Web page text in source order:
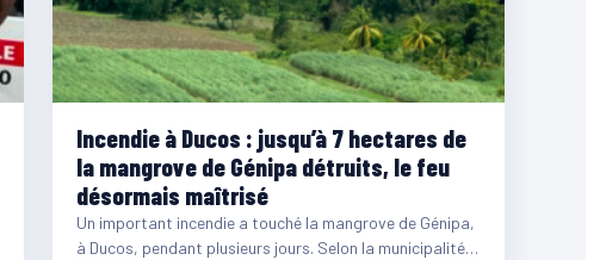
Incendie à Ducos : jusqu’à 7 hectares de
la mangrove de Génipa détruits, le feu
désormais maîtrisé
Un important incendie a touché la mangrove de Génipa,
à Ducos, pendant plusieurs jours. Selon la municipalité,